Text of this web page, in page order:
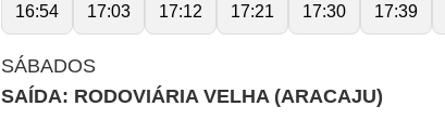
16:54 17:03 17:12 17:21 17:30 17:39
SÁBADOS
SAÍDA: RODOVIÁRIA VELHA (ARACAJU)